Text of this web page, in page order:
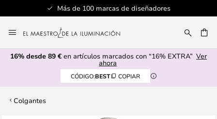
Más de 100 marcas de diseñadores
al
contenido
16% desde 89 € en artículos marcados con “16% EXTRA” Ver
ahora
CÓDIGO:BEST COPIAR
Colgantes